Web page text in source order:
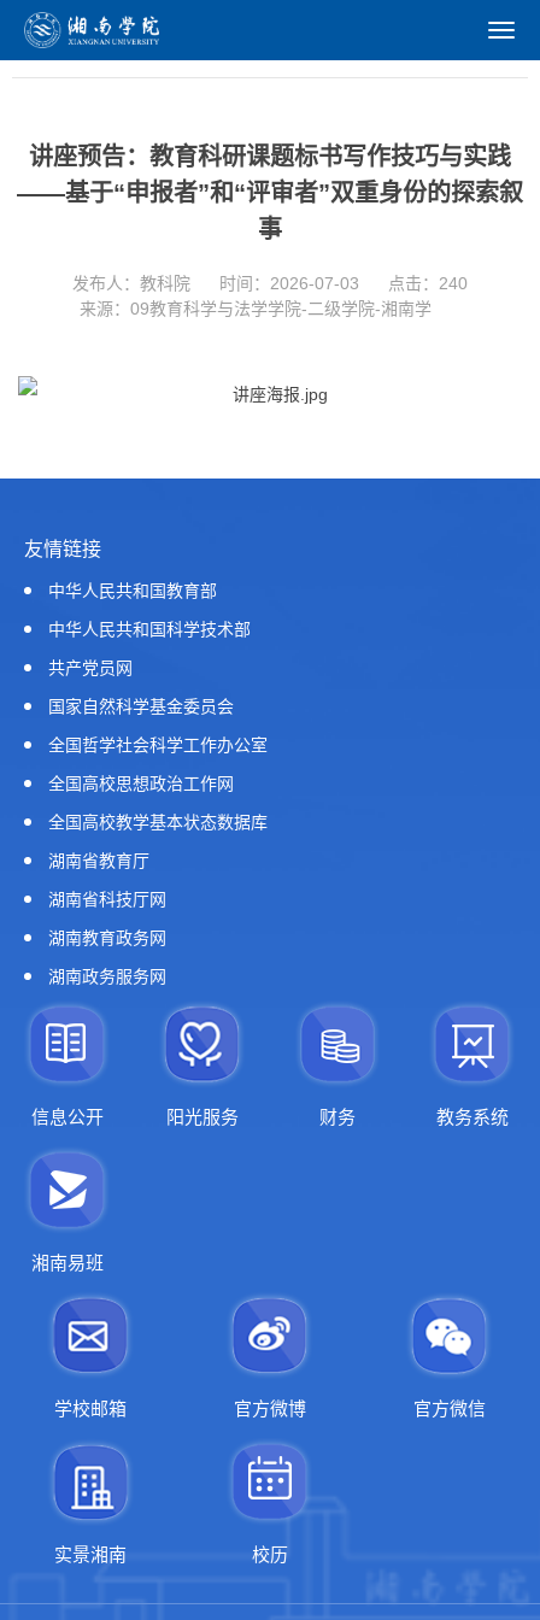
学术活动
讲座预告：教育科研课题标书写作技巧与实践
——基于“申报者”和“评审者”双重身份的探索叙
事
发布人：教科院 时间：2026-07-03 点击： 240
来源：09教育科学与法学学院-二级学院-湘南学
友情链接
中华人民共和国教育部
中华人民共和国科学技术部
共产党员网
国家自然科学基金委员会
全国哲学社会科学工作办公室
全国高校思想政治工作网
全国高校教学基本状态数据库
湖南省教育厅
湖南省科技厅网
湖南教育政务网
湖南政务服务网
信息公开 阳光服务 财务 教务系统
湘南易班
学校邮箱 官方微博 官方微信
实景湘南 校历